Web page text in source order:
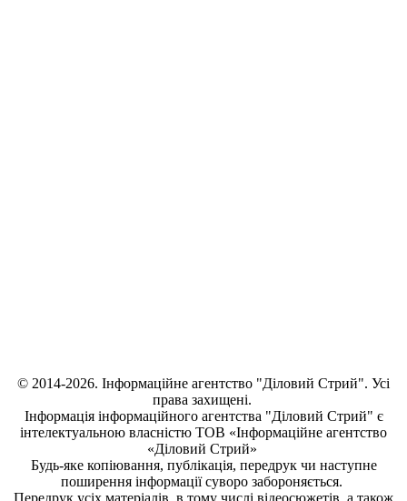
© 2014-2026. Інформаційне агентство "Діловий Стрий". Усі
права захищені.
Інформація інформаційного агентства "Діловий Стрий" є
інтелектуальною власністю ТОВ «Інформаційне агентство
«Діловий Стрий»
Будь-яке копiювання, публiкацiя, передрук чи наступне
поширення iнформацiї суворо забороняється.